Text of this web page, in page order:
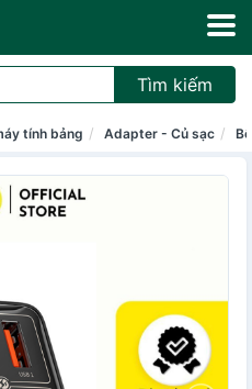
Tìm kiếm
tính bảng Adapter - Củ sạc